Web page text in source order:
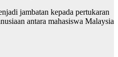
jambatan kepada pertukaran
antara mahasiswa Malaysia